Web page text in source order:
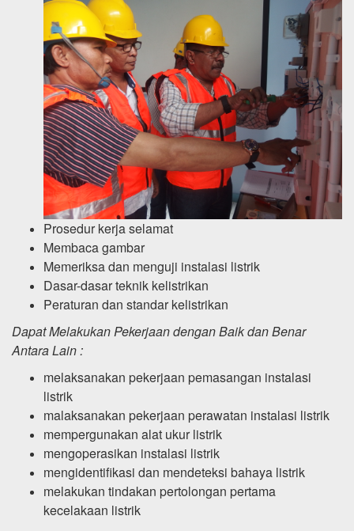
Prosedur kerja selamat
Membaca gambar
Memeriksa dan menguji instalasi listrik
Dasar-dasar teknik kelistrikan
Peraturan dan standar kelistrikan
Dapat Melakukan Pekerjaan dengan Baik dan Benar
Antara Lain :
melaksanakan pekerjaan pemasangan instalasi
listrik
malaksanakan pekerjaan perawatan instalasi listrik
mempergunakan alat ukur listrik
mengoperasikan instalasi listrik
mengidentifikasi dan mendeteksi bahaya listrik
melakukan tindakan pertolongan pertama
kecelakaan listrik